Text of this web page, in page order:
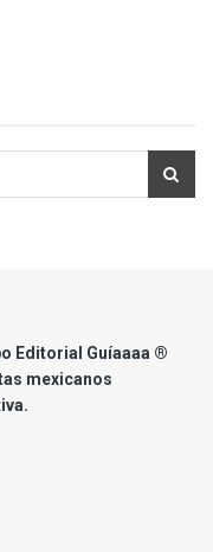
Editorial Guíaaaa ®
mexicanos